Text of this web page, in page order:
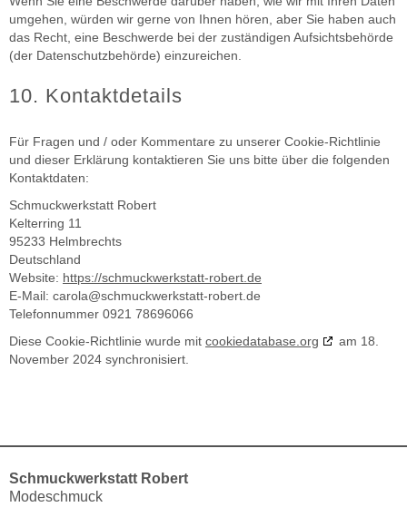
umgehen, würden wir gerne von Ihnen hören, aber Sie haben auch
das Recht, eine Beschwerde bei der zuständigen Aufsichtsbehörde
(der Datenschutzbehörde) einzureichen.
10. Kontaktdetails
Für Fragen und / oder Kommentare zu unserer Cookie-Richtlinie
und dieser Erklärung kontaktieren Sie uns bitte über die folgenden
Kontaktdaten:
Schmuckwerkstatt Robert
Kelterring 11
95233 Helmbrechts
Deutschland
Website: https://schmuckwerkstatt-robert.de
E-Mail: carola@schmuckwerkstatt-robert.de
Telefonnummer 0921 78696066
Diese Cookie-Richtlinie wurde mit cookiedatabase.org
am 18.
November 2024 synchronisiert.
Schmuckwerkstatt Robert
Modeschmuck